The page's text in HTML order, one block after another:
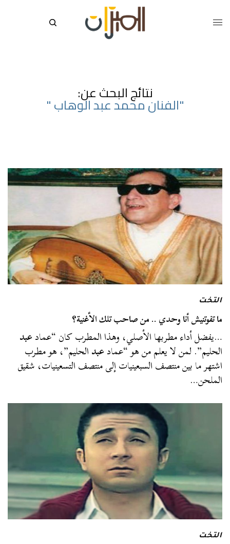
نتائج البحث عن:
"الفنان محمد عبد الوهاب "
التخت
ما تفوتنيش أنا وحدي .. من صاحب تلك الأغنية؟
…يفضل أداء مطربها الأصلي، وهذا المطرب كان “عمادعبد
الحليم”. لمن لا يعلم من هو “عمادعبدالحليم”، هو مطرب
اشتهر ما بين منتصف السبعينيات إلى منتصف التسعينيات، شقيق
الملحن…
التخت